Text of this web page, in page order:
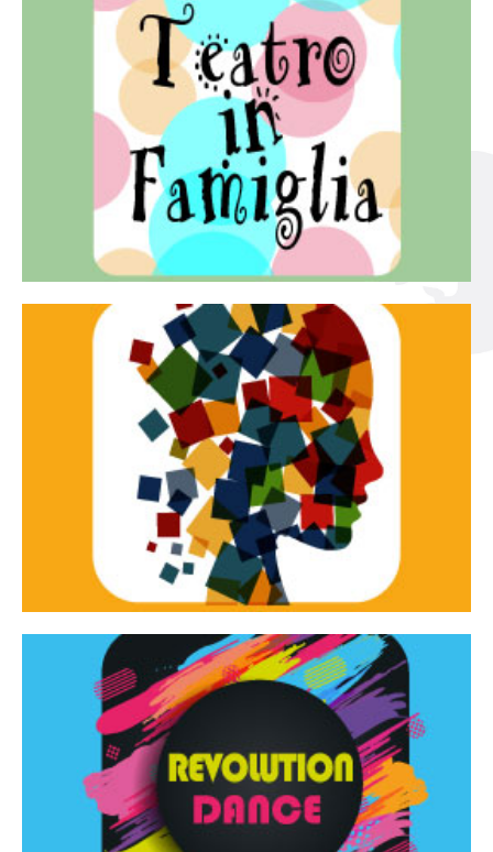
Teatro in famiglia
Teatro In Famiglia è una rassegna di teatro concepita
per far condividere e godere del teatro all’intera
famiglia.
Continua
Tracce dinamiche
Tracce Dinamiche è una rassegna di teatro
d’innovazione e sperimentale.
Continua
Revolution Dance
Rassegna di danza contemporanea – I Edizione